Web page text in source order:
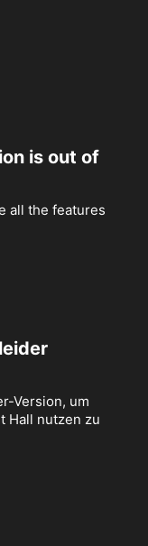
is out of
all the features
Version, um
Hall nutzen zu